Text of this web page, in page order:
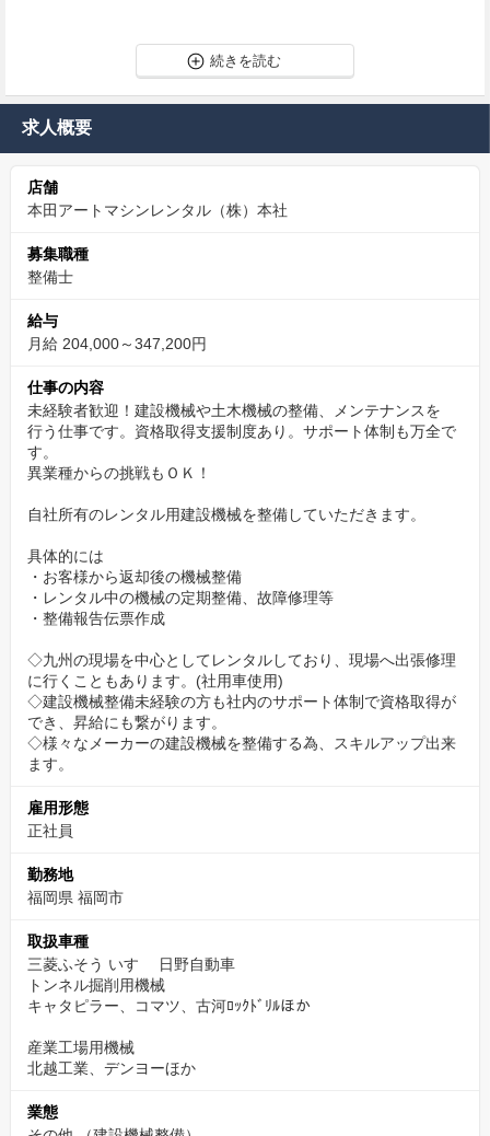
求人概要
店舗
本田アートマシンレンタル（株）本社
募集職種
整備士
給与
月給 204,000～347,200円
仕事の内容
未経験者歓迎！建設機械や土木機械の整備、メンテナンスを
行う仕事です。資格取得支援制度あり。サポート体制も万全で
す。
異業種からの挑戦もＯＫ！
自社所有のレンタル用建設機械を整備していただきます。
具体的には
・お客様から返却後の機械整備
・レンタル中の機械の定期整備、故障修理等
・整備報告伝票作成
◇九州の現場を中心としてレンタルしており、現場へ出張修理
に行くこともあります。(社用車使用)
◇建設機械整備未経験の方も社内のサポート体制で資格取得が
でき、昇給にも繋がります。
◇様々なメーカーの建設機械を整備する為、スキルアップ出来
ます。
雇用形態
正社員
勤務地
福岡県 福岡市
取扱車種
三菱ふそう いすゞ 日野自動車
トンネル掘削用機械
キャタピラー、コマツ、古河ﾛｯｸﾄﾞﾘﾙほか
産業工場用機械
北越工業、デンヨーほか
業態